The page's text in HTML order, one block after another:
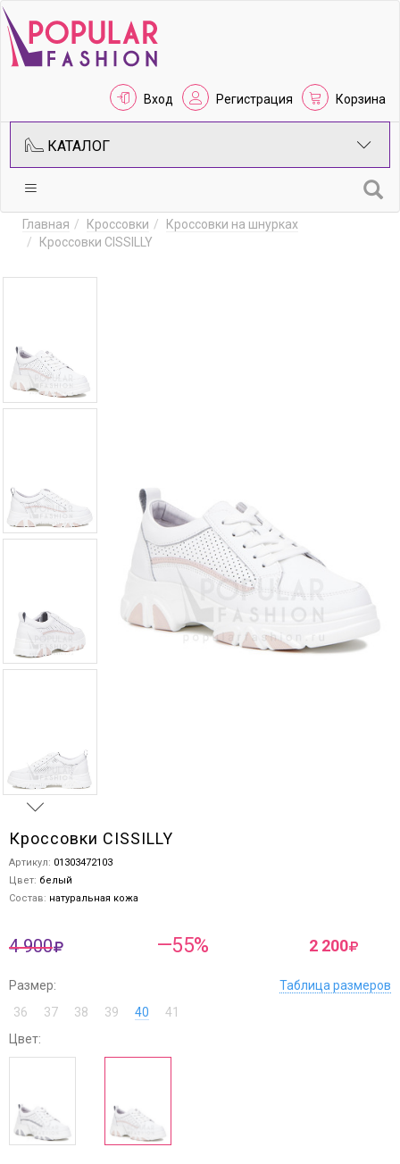
Вход Регистрация Корзина
КАТАЛОГ
Главная Кроссовки
Кроссовки на шнурках
Кроссовки CISSILLY
Кроссовки CISSILLY
Артикул: 01303472103
Цвет: белый
Состав: натуральная кожа
4 900 —55% 2 200
Размер:
Таблица размеров
36
37 38 39 40
41
Цвет: